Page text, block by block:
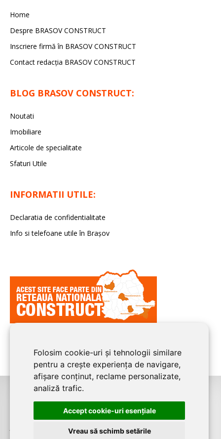
Folosim cookie-uri și tehnologii similare
pentru a crește experiența de navigare,
afișare conținut, reclame personalizate,
analiză trafic.
Accept cookie-uri esenţiale
Vreau să schimb setările
Home
Despre BRASOV CONSTRUCT
Inscriere firmă în BRASOV CONSTRUCT
Contact redacţia BRASOV CONSTRUCT
BLOG BRASOV CONSTRUCT:
Noutati
Imobiliare
Articole de specialitate
Sfaturi Utile
INFORMATII UTILE:
Declaratia de confidentialitate
Info si telefoane utile în Braşov
©2008-2026BRASOV CONSTRUCTeste un serviciu de promovare online
pentru firme. Proiect digital dezvoltat deLIVE COMMUNICATIONS SRL
J12/4191/2006, RO19492087, Cap.Soc. 5000 LEI